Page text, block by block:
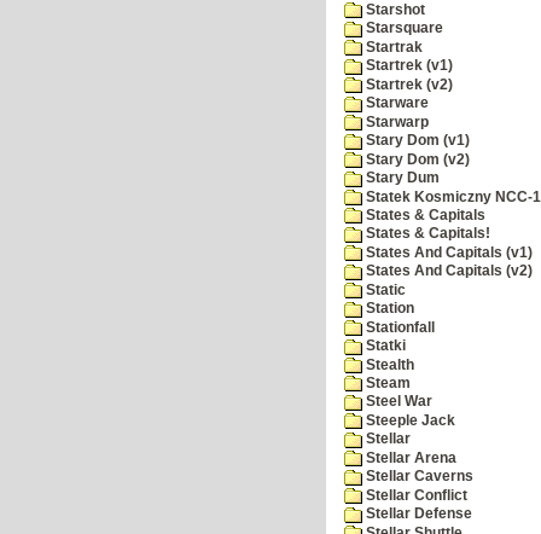
Starshot
Starsquare
Startrak
Startrek (v1)
Startrek (v2)
Starware
Starwarp
Stary Dom (v1)
Stary Dom (v2)
Stary Dum
Statek Kosmiczny NCC-
States & Capitals
States & Capitals!
States And Capitals (v1)
States And Capitals (v2)
Static
Station
Stationfall
Statki
Stealth
Steam
Steel War
Steeple Jack
Stellar
Stellar Arena
Stellar Caverns
Stellar Conflict
Stellar Defense